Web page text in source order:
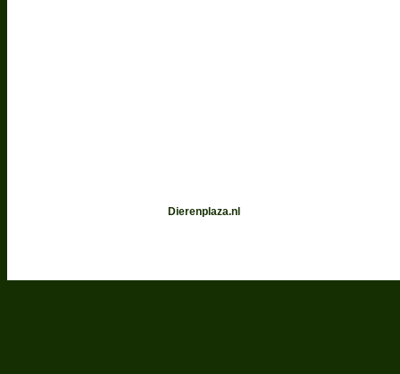
Dierenplaza.nl